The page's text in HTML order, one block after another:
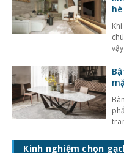
hè
Kinh nghiệm chọn